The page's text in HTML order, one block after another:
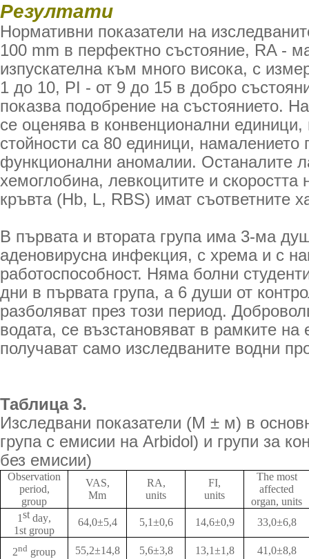
Резултати
Нормативни показатели на
100 mm в перфектно състояние, RA -
изпускателна към много висока, с
1 до 10, PI - от 9 до 15 в добро
показва подобрение на състоянието.
се оценява в конвенционални
стойности са 80 единици, намалението
функционални аномалии. Останалите
хемоглобина, левкоцитите и скоростта
кръвта (Hb, L, RBS) имат съответните
В първата и втората група има 3-ма
аденовирусна инфекция, с хрема и с
работоспособност. Няма болни
дни в първата група, а 6 души от
разболяват през този период.
водата, се възстановяват в рамките
получават само изследваните водни
Таблица 3.
Изследвани показатели (М ± м) в
група с емисии на Arbidol) и групи за
без емисии)
Observation
period,
group
VAS,
Mm
RA,
units
FI,
units
The most
affected
organ, units
1stday,
1st group
64,0±5,4 5,1±0,6 14,6±0,9 33,0±6,8
2nd group 55,2±14,8 5,6±3,8 13,1±1,8 41,0±8,8